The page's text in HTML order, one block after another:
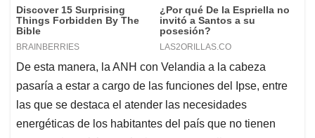
De esta manera, la ANH con Velandia a la cabeza
pasaría a estar a cargo de las funciones del Ipse, entre
las que se destaca el atender las necesidades
energéticas de los habitantes del país que no tienen